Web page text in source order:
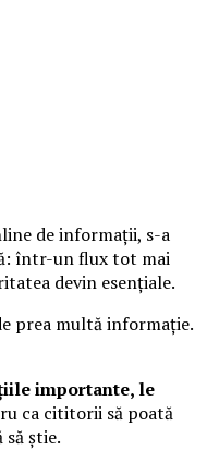
de informații, s-a
într-un flux tot mai
devin esențiale.
prea multă informație.
importante, le
ca cititorii să poată
știe.